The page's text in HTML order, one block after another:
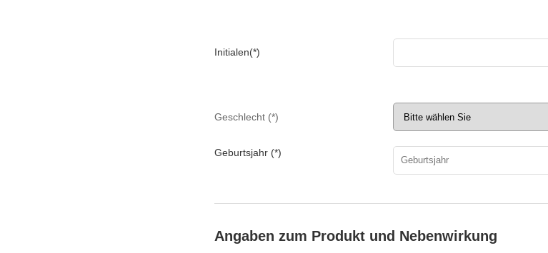
Initialen(*)
Geschlecht (*)
Geburtsjahr (*)
Angaben zum Produkt und Nebenwirkung